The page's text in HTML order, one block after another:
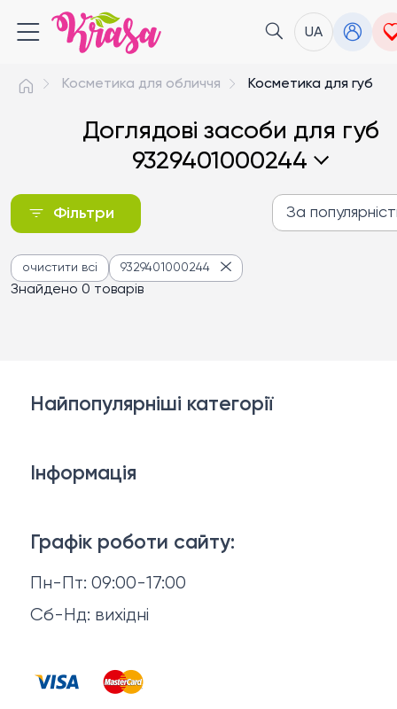
UA
Косметика для обличчя Косметика для губ
Доглядові засоби для губ
9329401000244
Фільтри За
За популярністю
Від дешевих до
Знайдено 0 товарів
очистити всі 9329401000244
Графік роботи сайту:
Пн-Пт: 09:00-17:00
Сб-Нд: вихідні
Найпопулярніші категорії
Макіяж
Волосся
Чоловіча косметика
Косметика для манікюру та педикюру
Інформація
Відгуки
Договір оферти